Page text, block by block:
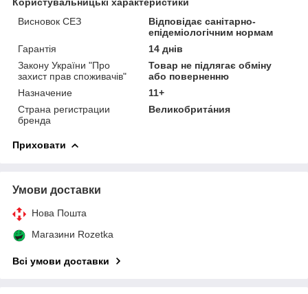
Висновок СЕЗ
Відповідає санітарно-
епідеміологічним нормам
Гарантія
14 днів
Закону України "Про
захист прав споживачів"
Товар не підлягає обміну
або поверненню
Назначение
11+
Страна регистрации
бренда
Великобрита́ния
Приховати
Умови доставки
Нова Пошта
Магазини Rozetka
Всі умови доставки